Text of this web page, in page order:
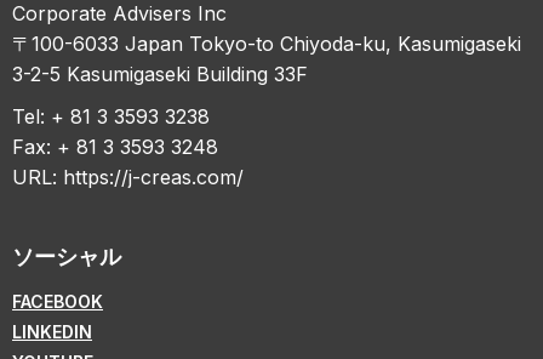
Corporate Advisers Inc
〒100-6033 Japan Tokyo-to Chiyoda-ku, Kasumigaseki
3-2-5 Kasumigaseki Building 33F
Tel: + 81 3 3593 3238
Fax: + 81 3 3593 3248
URL: https://j-creas.com/
ソーシャル
FACEBOOK
LINKEDIN